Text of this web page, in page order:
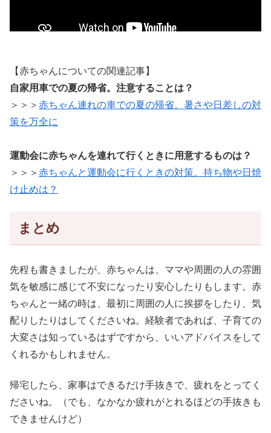
【赤ちゃんについての関連記事】
自家用車での夏の帰省。注意することは？
＞＞＞ 赤ちゃん連れの車での夏の帰省。暑さや日差しの対
策を万全に
運動会に赤ちゃんを連れて行くときに用意するものは？
＞＞＞ 赤ちゃんと運動会に行くときの対策。持ち物や日焼
け止めは？
まとめ
先程も書きましたが、赤ちゃんは、ママや周囲の人の雰囲
気を敏感に感じて不安になったり安心したりもします。赤
ちゃんと一緒の時は、最初に周囲の人に挨拶をしたり、気
配りしたりはしてくださいね。経験者であれば、子育ての
大変さは知っているはずですから、いいアドバイスをして
くれるかもしれません。
帰宅したら、家事はできるだけ手抜きで、疲れをとってく
ださいね。（でも、なかなか疲れがとれるほどの手抜きも
できませんけど）